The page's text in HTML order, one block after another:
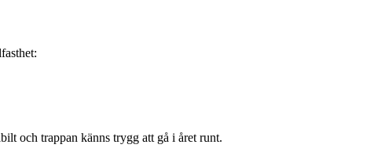
och trappan känns trygg att gå i året runt.